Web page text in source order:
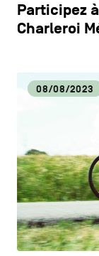
Participez
Charleroi
08/08/2023